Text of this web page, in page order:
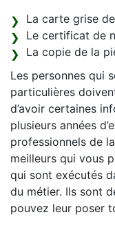
La carte grise
Le certificat de
La copie de la
Les personnes qui
particulières
d’avoir certaines
plusieurs années
professionnels de
meilleurs qui vous
qui sont exécutés
du métier. Ils sont
pouvez leur poser